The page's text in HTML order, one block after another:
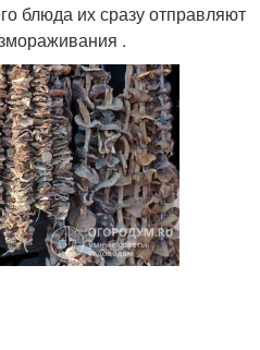
блюда их сразу отправляют
.